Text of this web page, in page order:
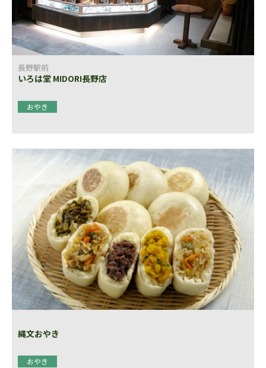
長野駅前
いろは堂 MIDORI長野店
おやき
縄文おやき
おやき